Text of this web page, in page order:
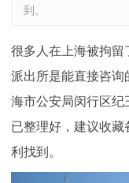
到。
很多人在上海被拘
派出所是能直接咨
海市公安局闵行区
已整理好，建议收
利找到。